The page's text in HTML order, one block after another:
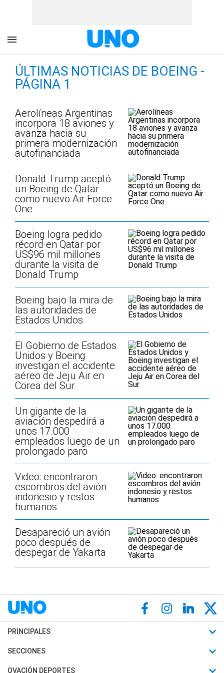
ÚLTIMAS NOTICIAS DE BOEING -
PÁGINA 1
Aerolíneas Argentinas
incorpora 18 aviones y
avanza hacia su
primera modernización
autofinanciada
Donald Trump aceptó
un Boeing de Qatar
como nuevo Air Force
One
Boeing logra pedido
récord en Qatar por
US$96 mil millones
durante la visita de
Donald Trump
Boeing bajo la mira de
las autoridades de
Estados Unidos
El Gobierno de Estados
Unidos y Boeing
investigan el accidente
aéreo de Jeju Air en
Corea del Sur
Un gigante de la
aviación despedirá a
unos 17.000
empleados luego de un
prolongado paro
Video: encontraron
escombros del avión
indonesio y restos
humanos
Desapareció un avión
poco después de
despegar de Yakarta
PRINCIPALES
Últimas Noticias
Política
SECCIONES
Horóscopo
OVACIÓN DEPORTES